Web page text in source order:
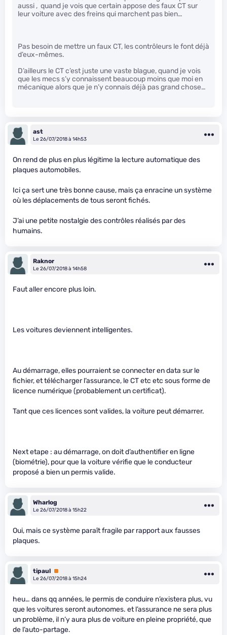
aussi , quand je vois que certain appose des faux CT sur
leur voiture avec des freins qui marchent pas bien…
Pas besoin de mettre un faux CT, les contrôleurs le font déjà
d’eux-mêmes.
D’ailleurs le CT c’est juste une vaste blague, quand je vois
que les mecs s’y connaissent beaucoup moins que moi en
mécanique alors que je n’y connais déjà pas grand chose…
ast
Le 26/07/2018 à 14h53
On rend de plus en plus légitime la lecture automatique des
plaques automobiles.
Ici ça sert une très bonne cause, mais ça enracine un système
où les déplacements de tous seront fichés.
J’ai une petite nostalgie des contrôles réalisés par des
humains.
Raknor
Le 26/07/2018 à 14h58
Faut aller encore plus loin.
Les voitures deviennent intelligentes.
Au démarrage, elles pourraient se connecter en data sur le
fichier, et télécharger l’assurance, le CT etc etc sous forme de
licence numérique (probablement un certificat).
Tant que ces licences sont valides, la voiture peut démarrer.
Next etape : au démarrage, on doit d’authentifier en ligne
(biométrie), pour que la voiture vérifie que le conducteur
proposé a bien un permis valide.
Wharlog
Le 26/07/2018 à 15h22
Oui, mais ce système paraît fragile par rapport aux fausses
plaques.
tipaul Premium
Le 26/07/2018 à 15h24
heu… dans qq années, le permis de conduire n’existera plus, vu
que les voitures seront autonomes. et l’assurance ne sera plus
un problème, il n’y aura plus de voiture en pleine propriété, que
de l’auto-partage.